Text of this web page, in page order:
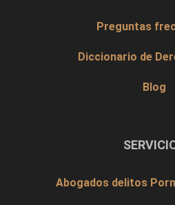
Preguntas
Diccionario de
Blog
Abogados delitos